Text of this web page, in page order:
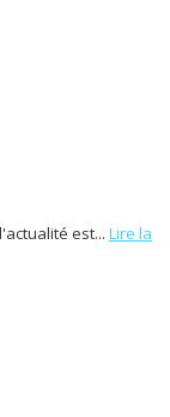
est... Lire la